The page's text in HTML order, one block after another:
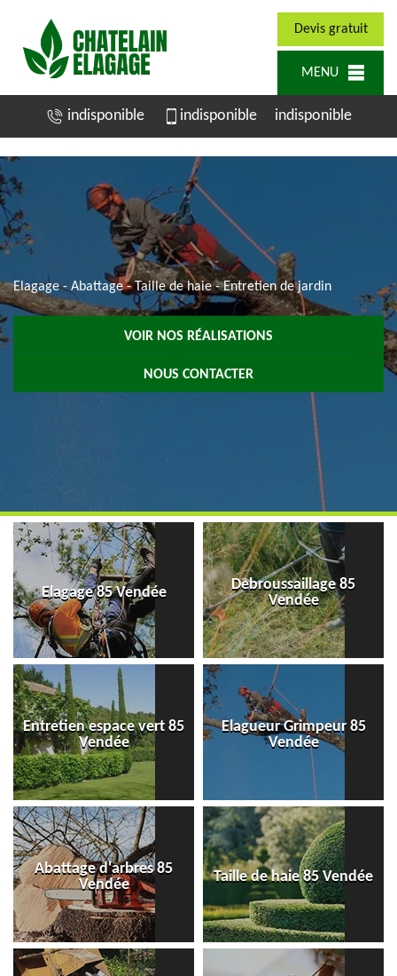
Devis gratuit
MENU
indisponible indisponible indisponible
Elagage - Abattage - Taille de haie - Entretien de jardin
VOIR NOS RÉALISATIONS
NOUS CONTACTER
Elagage 85 Vendée
Debroussaillage 85
Vendée
Entretien espace vert 85
Vendée
Elagueur Grimpeur 85
Vendée
Abattage d'arbres 85
Vendée
Taille de haie 85 Vendée